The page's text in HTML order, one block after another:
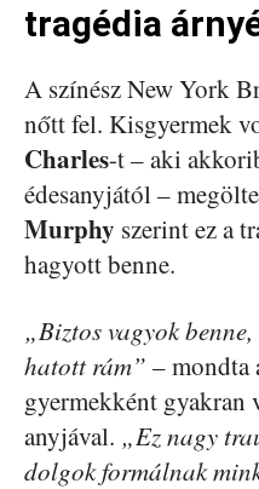
tragédia
A színész New York
nőtt fel. Kisgyermek
Charles-t – aki
édesanyjától –
Murphy szerint ez a
hagyott benne.
„Biztos vagyok
hatott rám” – mondta
gyermekként gyakran
anyjával. „Ez nagy
dolgok formálnak